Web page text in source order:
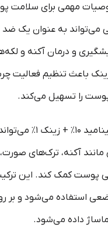
مهمی برای سلامت
می‌تواند به عنوان یک ضد
و درمان آکنه و
باعث تنظیم فعالیت
را تسهیل می‌کند.
استفاده از نیاسینامید
آکنه، ترک‌های
پوست کمک کند. این
استفاده می‌شود و بر
داده می‌شود.